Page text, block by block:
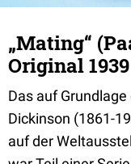
„Mating“
Original 1939
Das auf
Dickinson (1861-
auf der